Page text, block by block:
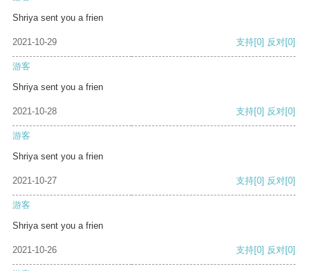
Shriya sent you a frien
2021-10-29 支持[0] 反对[0]
游客
Shriya sent you a frien
2021-10-28 支持[0] 反对[0]
游客
Shriya sent you a frien
2021-10-27 支持[0] 反对[0]
游客
Shriya sent you a frien
2021-10-26 支持[0] 反对[0]